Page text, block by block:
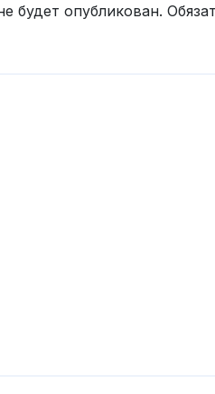
будет опубликован.